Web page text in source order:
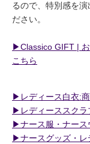
るので、特別感を
ださい。
▶︎Classico GIFT |
こちら
▶︎レディース白衣:
▶︎レディーススクラ
▶︎ナース服・ナース
▶︎ナースグッズ・レ